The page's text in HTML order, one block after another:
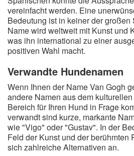
vereinfacht werden. Eine
Bedeutung ist in keiner der
Name wird weltweit mit Kunst und
was ihn international zu einer
positiven Wahl macht.
Verwandte Hundenamen
Wenn Ihnen der Name Van Gogh
andere Namen aus dem
Bereich für Ihren Hund in Frage
verwandt sind kurze, markante
wie "Vigo" oder "Gustav". In der
Feld der Kunst und der berühmten
sich zahlreiche Alternativen an.